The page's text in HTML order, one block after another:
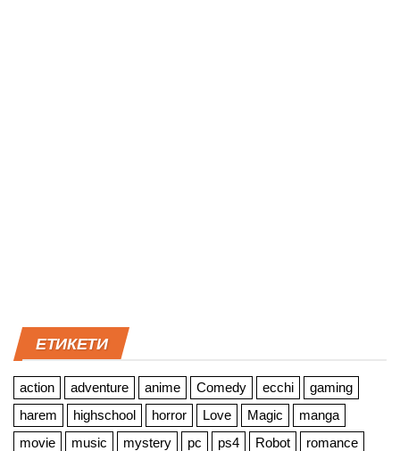
ЕТИКЕТИ
action adventure anime Comedy ecchi
gaming
harem
highschool horror Love Magic
manga
movie
music mystery pc ps4 Robot romance